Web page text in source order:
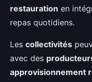
restauration en
repas quotidiens.
Les collectivités
avec des
approvisionnement